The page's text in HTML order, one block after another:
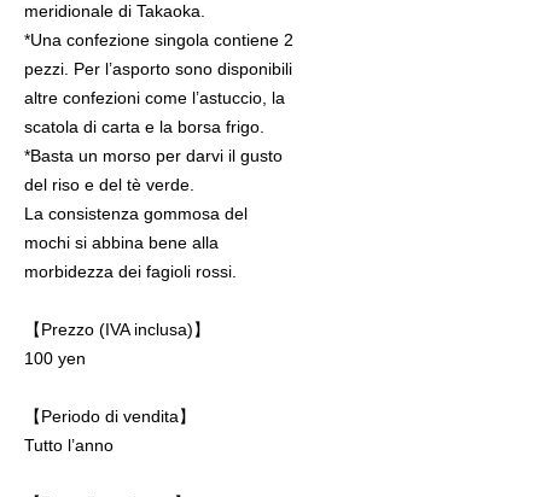
meridionale di Takaoka.
*Una confezione singola contiene 2
pezzi. Per l’asporto sono disponibili
altre confezioni come l’astuccio, la
scatola di carta e la borsa frigo.
*Basta un morso per darvi il gusto
del riso e del tè verde.
La consistenza gommosa del
mochi si abbina bene alla
morbidezza dei fagioli rossi.
【Prezzo (IVA inclusa)】
100 yen
【Periodo di vendita】
Tutto l’anno